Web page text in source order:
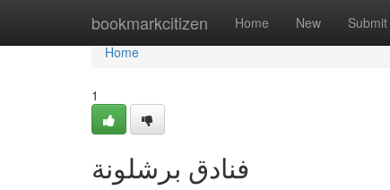
bookmarkcitizen Home New Submit
Home
Home
1
فنادق برشلونة